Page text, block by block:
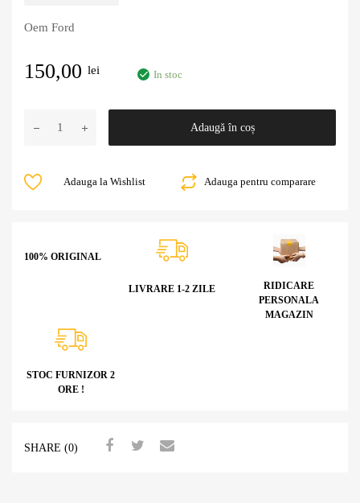
Oem Ford
150,00 lei In stoc
Adaugă în coș
Adauga pentru comparare
Adauga la Wishlist
100% ORIGINAL
LIVRARE 1-2 ZILE
RIDICARE
PERSONALA
MAGAZIN
STOC FURNIZOR 2
ORE !
SHARE (0)